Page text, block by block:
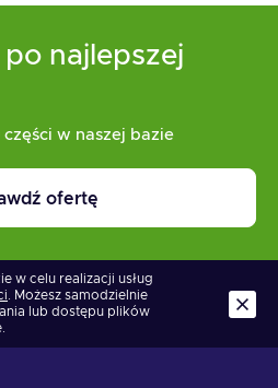
najlepszej
w naszej bazie
ofertę
w celu realizacji usług
. Możesz samodzielnie
lub dostępu plików